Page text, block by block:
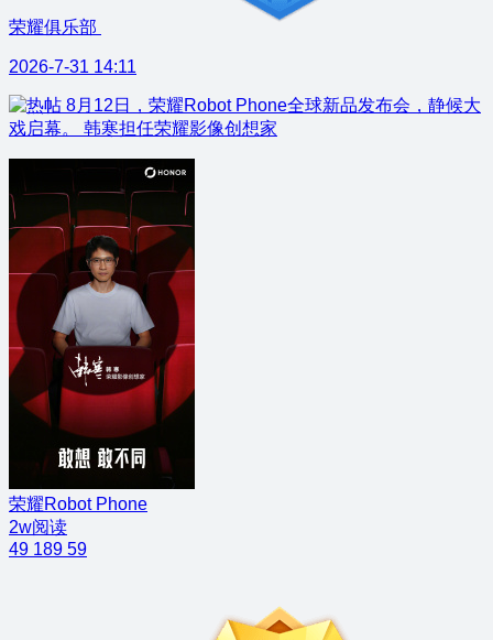
荣耀俱乐部
2026-7-31 14:11
8月12日，荣耀Robot Phone全球新品发布会，静候大
戏启幕。 韩寒担任荣耀影像创想家
荣耀Robot Phone
2w阅读
49 189 59